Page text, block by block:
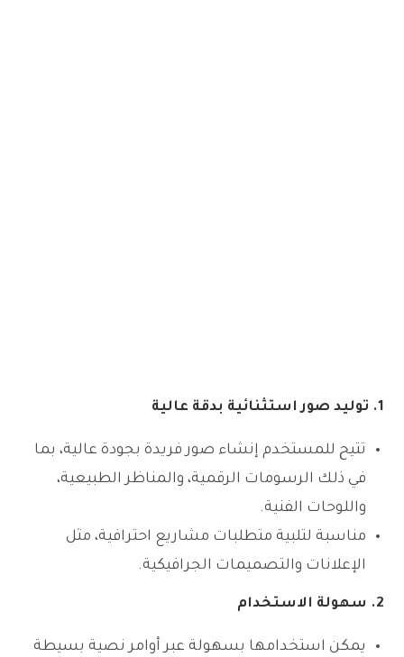
1. توليد صور استثنائية بدقة عالية
تتيح للمستخدم إنشاء صور فريدة بجودة عالية، بما
في ذلك الرسومات الرقمية، والمناظر الطبيعية،
واللوحات الفنية.
مناسبة لتلبية متطلبات مشاريع احترافية، مثل
الإعلانات والتصميمات الجرافيكية.
2. سهولة الاستخدام
يمكن استخدامها بسهولة عبر أوامر نصية بسيطة